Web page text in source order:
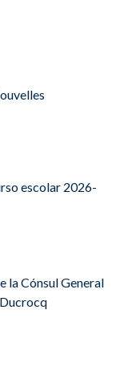
escolar 2026-
la Cónsul General